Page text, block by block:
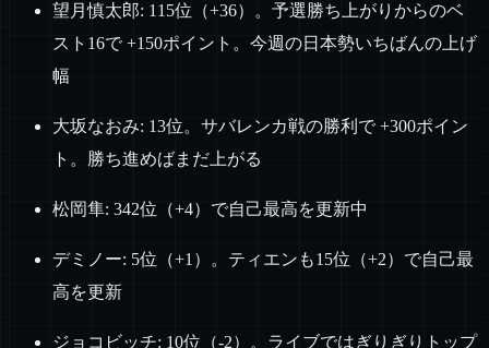
望月慎太郎: 115位（+36）。予選勝ち上がりからのベ
スト16で +150ポイント。今週の日本勢いちばんの上げ
幅
大坂なおみ: 13位。サバレンカ戦の勝利で +300ポイン
ト。勝ち進めばまだ上がる
松岡隼: 342位（+4）で自己最高を更新中
デミノー: 5位（+1）。ティエンも15位（+2）で自己最
高を更新
ジョコビッチ: 10位（-2）。ライブではぎりぎりトップ